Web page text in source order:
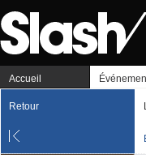
Accueil
Retour